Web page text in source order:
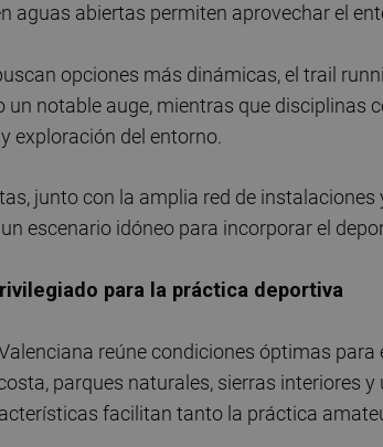
aguas abiertas permiten aprovechar el
opciones más dinámicas, el trail
un notable auge, mientras que disciplinas
exploración del entorno.
junto con la amplia red de
escenario idóneo para incorporar el
para la práctica deportiva
reúne condiciones óptimas
parques naturales, sierras interiores
facilitan tanto la práctica